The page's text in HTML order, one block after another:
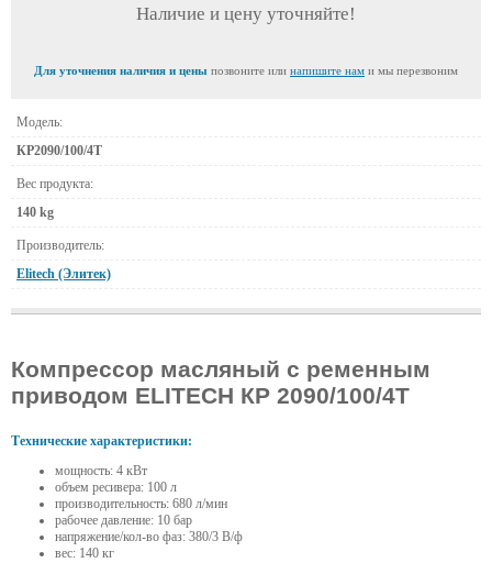
Наличие и цену уточняйте!
Для уточнения наличия и цены позвоните или напишите нам и мы перезвоним
Модель:
КР2090/100/4Т
Вес продукта:
140 kg
Производитель:
Elitech (Элитек)
Компрессор масляный с ременным
приводом ELITECH КР 2090/100/4Т
Технические характеристики:
мощность: 4 кВт
объем ресивера: 100 л
производительность: 680 л/мин
рабочее давление: 10 бар
напряжение/кол-во фаз: 380/3 В/ф
вес: 140 кг